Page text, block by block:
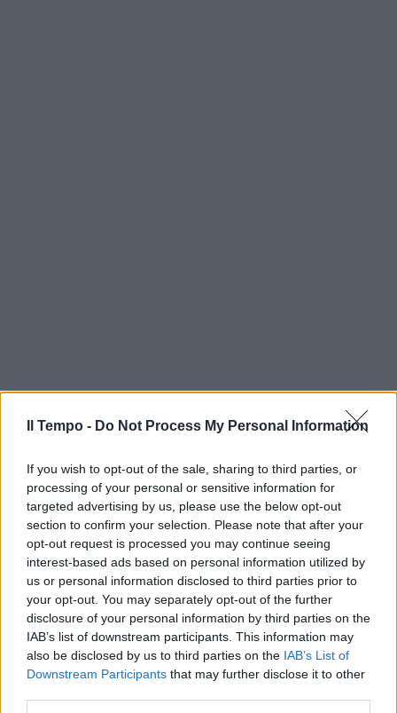
Il Tempo - Do Not Process My Personal Information
If you wish to opt-out of the sale, sharing to third parties, or
processing of your personal or sensitive information for
targeted advertising by us, please use the below opt-out
section to confirm your selection. Please note that after your
opt-out request is processed you may continue seeing
interest-based ads based on personal information utilized by
us or personal information disclosed to third parties prior to
your opt-out. You may separately opt-out of the further
disclosure of your personal information by third parties on the
IAB’s list of downstream participants. This information may
also be disclosed by us to third parties on the IAB’s List of
Downstream Participants that may further disclose it to other